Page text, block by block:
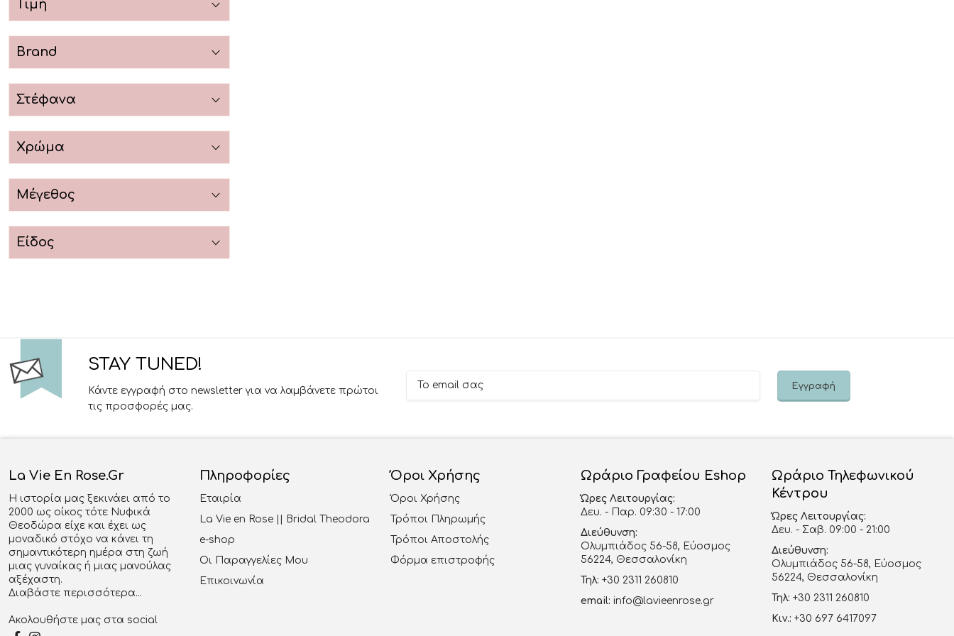
Τιμή
Brand
Στέφανα
Χρώμα
Μέγεθος
Είδος
STAY TUNED!
Κάντε εγγραφή στο newsletter για να λαμβάνετε πρώτοι
τις προσφορές μας.
La Vie En Rose.gr
Η ιστορία μας ξεκινάει από το
2000 ως οίκος τότε Νυφικά
Θεοδώρα είχε και έχει ως
μοναδικό στόχο να κάνει τη
σημαντικότερη ημέρα στη ζωή
μιας γυναίκας ή μιας μανούλας
αξέχαστη.
Διαβάστε περισσότερα...
Ακολουθήστε μας στα social
Πληροφορίες
Εταιρία
La Vie en Rose || Bridal Theodora
e-shop
Οι Παραγγελίες Μου
Επικοινωνία
Όροι Χρήσης
Όροι Χρήσης
Τρόποι Πληρωμής
Τρόποι Αποστολής
Φόρμα επιστροφής
Ωράριο Γραφείου Eshop
Ώρες Λειτουργίας:
Δευ. - Παρ. 09:30 - 17:00
Διεύθυνση:
Ολυμπιάδος 56-58, Εύοσμος
56224, Θεσσαλονίκη
Τηλ: +30 2311 260810
email: info@lavieenrose.gr
Ωράριο Τηλεφωνικού
Κέντρου
Ώρες Λειτουργίας:
Δευ. - Σαβ. 09:00 - 21:00
Διεύθυνση:
Ολυμπιάδος 56-58, Εύοσμος
56224, Θεσσαλονίκη
Τηλ: +30 2311 260810
Κιν.: +30 697 6417097